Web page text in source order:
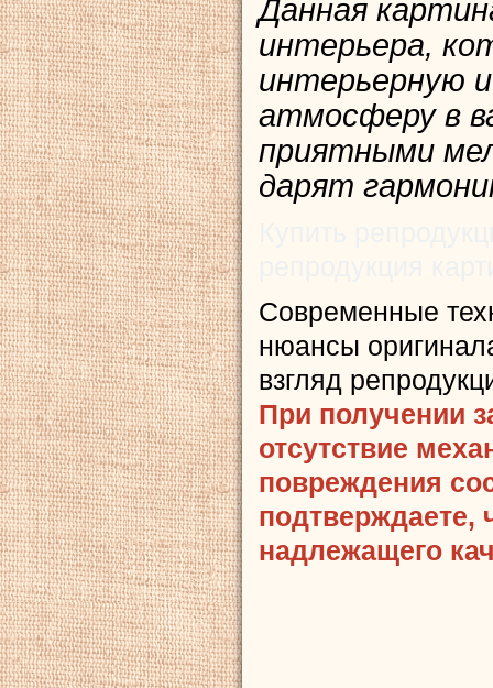
Данная
интерьера,
интерьерную
атмосферу в
приятными
дарят
Современные
нюансы
взгляд
При получении
отсутствие
повреждения
подтверждаете,
надлежащего